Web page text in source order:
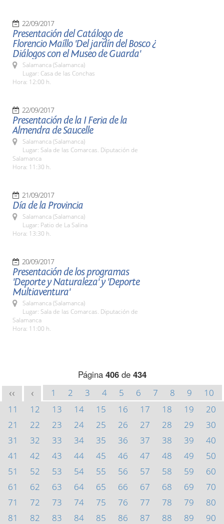
22/09/2017
Presentación del Catálogo de
Florencio Maíllo 'Del jardín del Bosco ¿
Diálogos con el Museo de Guarda'
Salamanca (Salamanca)
Lugar: Casa de las Conchas
Hora: 12:00 h.
22/09/2017
Presentación de la I Feria de la
Almendra de Saucelle
Salamanca (Salamanca)
Lugar: Sala de las Comarcas. Diputación de
Salamanca
Hora: 11:30 h.
21/09/2017
Día de la Provincia
Salamanca (Salamanca)
Lugar: Patio de La Salina
Hora: 13:30 h.
20/09/2017
Presentación de los programas
'Deporte y Naturaleza' y 'Deporte
Multiaventura'
Salamanca (Salamanca)
Lugar: Sala de las Comarcas. Diputación de
Salamanca
Hora: 11:00 h.
Página 406de 434
<< < 1 2 3 4 5 6 7 8 9
10
11
12 13 14 15 16 17 18 19
20
21
22 23 24 25 26 27 28 29
30
31
32 33 34 35 36 37 38 39
40
41
42 43 44 45 46 47 48 49
50
51
52 53 54 55 56 57 58 59
60
61
62 63 64 65 66 67 68 69
70
71
72 73 74 75 76 77 78 79
80
81
82 83 84 85 86 87 88 89
90